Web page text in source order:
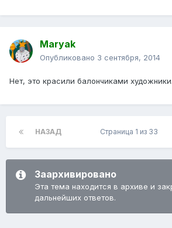
Maryak
Опубликовано 3 сентября, 2014
Нет, это красили балончиками художники.
НАЗАД Страница 1 из 33
Заархивировано
Эта тема находится в архиве и
дальнейших ответов.